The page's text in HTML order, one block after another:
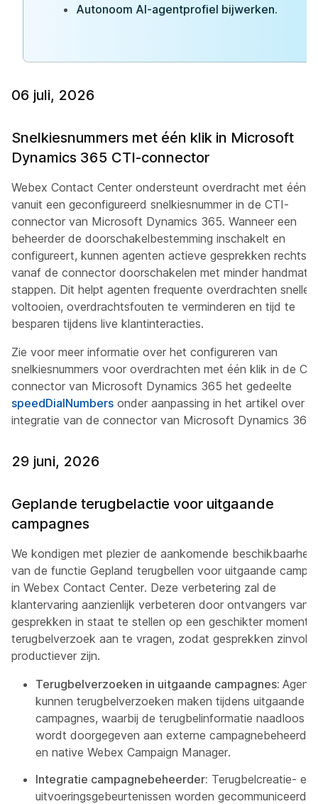
Autonoom AI-agentprofiel bijwerken.
06 juli, 2026
Snelkiesnummers met één klik in Microsoft
Dynamics 365 CTI-connector
Webex Contact Center ondersteunt overdracht met één
vanuit een geconfigureerd snelkiesnummer in de CTI-
connector van Microsoft Dynamics 365. Wanneer een
beheerder de doorschakelbestemming inschakelt en
configureert, kunnen agenten actieve gesprekken
vanaf de connector doorschakelen met minder
stappen. Dit helpt agenten frequente overdrachten sneller
voltooien, overdrachtsfouten te verminderen en tijd te
besparen tijdens live klantinteracties.
Zie voor meer informatie over het configureren van
snelkiesnummers voor overdrachten met één klik in de
connector van Microsoft Dynamics 365 het gedeelte
speedDialNumbers onder aanpassing in het artikel over
integratie van de connector van Microsoft Dynamics 365.
29 juni, 2026
Geplande terugbelactie voor uitgaande
campagnes
We kondigen met plezier de aankomende
van de functie Gepland terugbellen voor uitgaande
in Webex Contact Center. Deze verbetering zal de
klantervaring aanzienlijk verbeteren door ontvangers van
gesprekken in staat te stellen op een geschikter moment
terugbelverzoek aan te vragen, zodat gesprekken
productiever zijn.
Terugbelverzoeken in uitgaande campagnes:
kunnen terugbelverzoeken maken tijdens uitgaande
campagnes, waarbij de terugbelinformatie naadloos
wordt doorgegeven aan externe
en native Webex Campaign Manager.
Integratie campagnebeheerder: Terugbelcreatie- en
uitvoeringsgebeurtenissen worden gecommuniceerd